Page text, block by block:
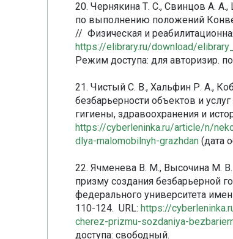
20. Чернякина Т. С., Свинцов А.
по выполнению положений
// Физическая и
https://elibrary.ru/download/
Режим доступа: для авторизир.
21. Чистый С. В., Хальфин Р. А.,
безбарьерности объектов и
гигиены, здравоохранения и
https://cyberleninka.ru/article/n/
dlya-malomobilnyh-grazhdan (дата
22. Ячменева В. М., Высочина М. В.
призму создания безбарьерной
федерального университета
110-124. URL: https://
cherez-prizmu-sozdaniya-
доступа: свободный.